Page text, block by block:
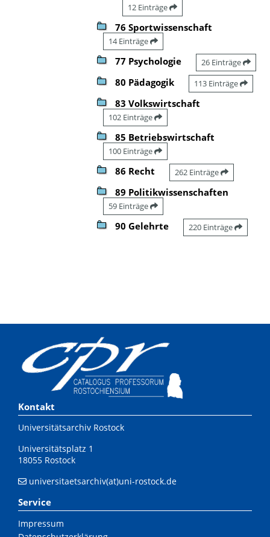
12 Einträge
76 Sportwissenschaft
14 Einträge
77 Psychologie 26 Einträge
80 Pädagogik 113 Einträge
83 Volkswirtschaft
102 Einträge
85 Betriebswirtschaft
100 Einträge
86 Recht 262 Einträge
89 Politikwissenschaften
59 Einträge
90 Gelehrte 220 Einträge
Kontakt
Universitätsarchiv Rostock
Universitätsplatz 1
18055 Rostock
universitaetsarchiv(at)uni-rostock.de
Service
Impressum